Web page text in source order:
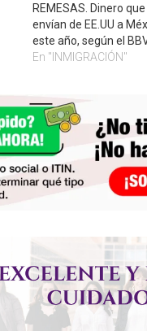
REMESAS. Dinero
envían de EE.UU a
este año, según el
En "INMIGRACIÓN"